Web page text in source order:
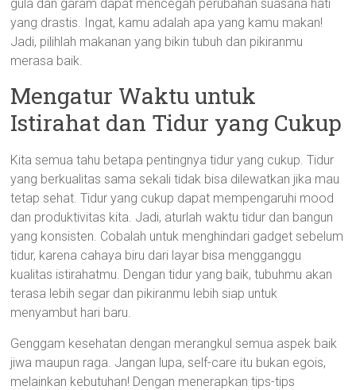
gula dan garam dapat mencegah perubahan suasana hati
yang drastis. Ingat, kamu adalah apa yang kamu makan!
Jadi, pilihlah makanan yang bikin tubuh dan pikiranmu
merasa baik.
Mengatur Waktu untuk
Istirahat dan Tidur yang Cukup
Kita semua tahu betapa pentingnya tidur yang cukup. Tidur
yang berkualitas sama sekali tidak bisa dilewatkan jika mau
tetap sehat. Tidur yang cukup dapat mempengaruhi mood
dan produktivitas kita. Jadi, aturlah waktu tidur dan bangun
yang konsisten. Cobalah untuk menghindari gadget sebelum
tidur, karena cahaya biru dari layar bisa mengganggu
kualitas istirahatmu. Dengan tidur yang baik, tubuhmu akan
terasa lebih segar dan pikiranmu lebih siap untuk
menyambut hari baru.
Genggam kesehatan dengan merangkul semua aspek baik
jiwa maupun raga. Jangan lupa, self-care itu bukan egois,
melainkan kebutuhan! Dengan menerapkan tips-tips